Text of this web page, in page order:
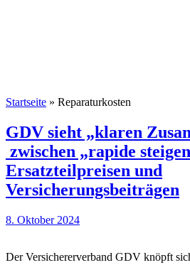
Startseite » Reparaturkosten
GDV sieht „klaren
zwischen „rapide
Ersatzteilpreisen und
Versicherungsbeiträgen
8. Oktober 2024
Der Versichererverband GDV knöpft